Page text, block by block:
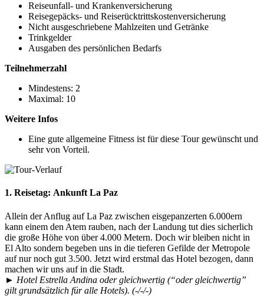
Reiseunfall- und Krankenversicherung
Reisegepäcks- und Reiserücktrittskostenversicherung
Nicht ausgeschriebene Mahlzeiten und Getränke
Trinkgelder
Ausgaben des persönlichen Bedarfs
Teilnehmerzahl
Mindestens: 2
Maximal: 10
Weitere Infos
Eine gute allgemeine Fitness ist für diese Tour gewünscht und
sehr von Vorteil.
1. Reisetag: Ankunft La Paz
Allein der Anflug auf La Paz zwischen eisgepanzerten 6.000ern
kann einem den Atem rauben, nach der Landung tut dies sicherlich
die große Höhe von über 4.000 Metern. Doch wir bleiben nicht in
El Alto sondern begeben uns in die tieferen Gefilde der Metropole
auf nur noch gut 3.500. Jetzt wird erstmal das Hotel bezogen, dann
machen wir uns auf in die Stadt.
► Hotel Estrella Andina oder gleichwertig (“oder gleichwertig”
gilt grundsätzlich für alle Hotels). (-/-/-)